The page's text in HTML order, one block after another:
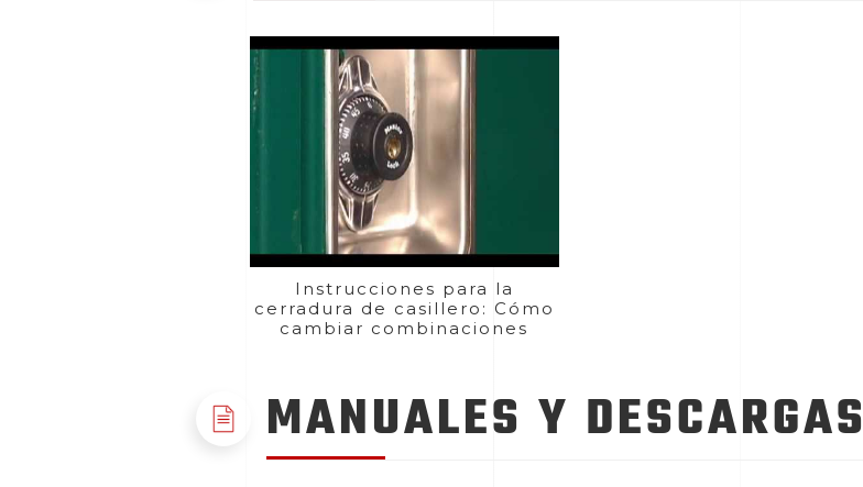
Instrucciones para la
cerradura de casillero: Cómo
cambiar combinaciones
MANUALES Y DESCARGAS